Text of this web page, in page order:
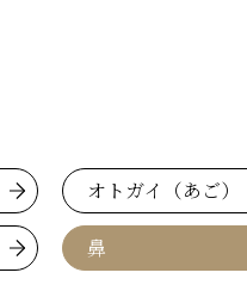
オトガイ（あご）
鼻